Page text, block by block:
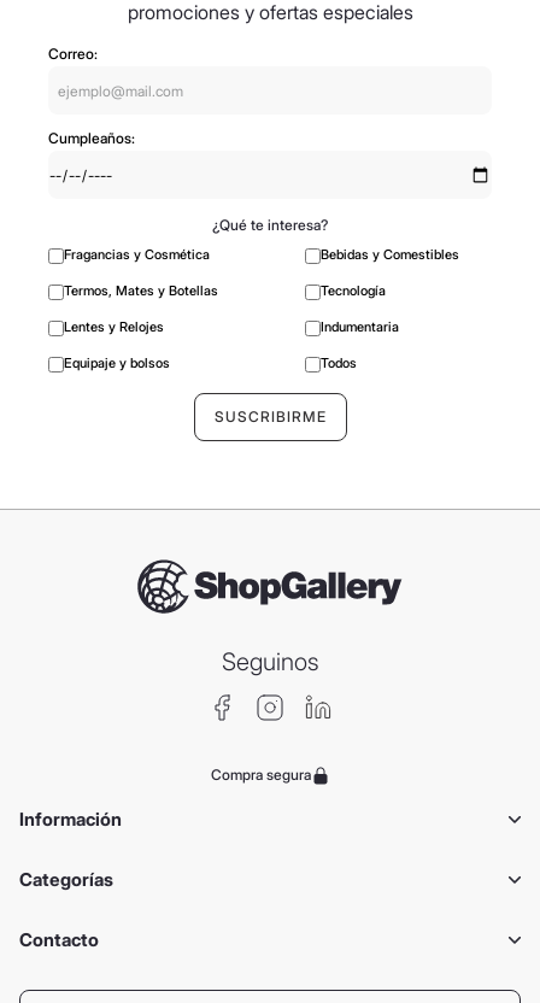
promociones y ofertas especiales
Correo:
Cumpleaños:
¿Qué te interesa?
Fragancias y Cosmética Bebidas y Comestibles
Termos, Mates y Botellas Tecnología
Lentes y Relojes Indumentaria
Equipaje y bolsos Todos
Seguinos
Compra segura
Información
Categorías
Contacto